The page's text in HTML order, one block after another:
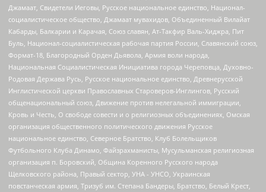
Джамаат, Свидетели Иеговы, Русское национальное единство, Национал-
социалистическое общество, Джамаат мувахидов, Объединенный Вилайат
Кабарды, Балкарии и Карачая, Союз славян, Ат-Такфир Валь-Хиджра, Пит
Буль, Национал-социалистическая рабочая партия России, Славянский союз,
Формат-18, Благородный Орден Дьявола, Армия воли народа,
Национальная Социалистическая Инициатива города Череповца, Духовно-
Родовая Держава Русь, Русское национальное единство, Древнерусской
Инглистической церкви Православных Староверов-Инглингов, Русский
общенациональный союз, Движение против нелегальной иммиграции,
Кровь и Честь, О свободе совести и о религиозных объединениях, Омская
организация общественного политического движения Русское
национальное единство, Северное Братство, Клуб Болельщиков
Футбольного Клуба Динамо, Файзрахманисты, Мусульманская религиозная
организация п. Боровский, Община Коренного Русского народа
Щелковского района, Правый сектор, УНА - УНСО, Украинская
повстанческая армия, Тризуб им. Степана Бандеры, Братство, Белый Крест,